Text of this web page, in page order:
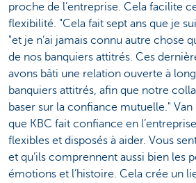
proche de l’entreprise. Cela facilite
flexibilité. "Cela fait sept ans que je
"et je n’ai jamais connu autre chose
de nos banquiers attitrés. Ces
avons bâti une relation ouverte à
banquiers attitrés, afin que notre
baser sur la confiance mutuelle."
que KBC fait confiance en
flexibles et disposés à aider. Vous
et qu’ils comprennent aussi bien les
émotions et l’histoire. Cela crée un